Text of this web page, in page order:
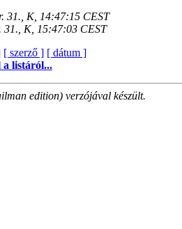
31., K, 14:47:15 CEST
31., K, 15:47:03 CEST
[ szerző ] [ dátum ]
listáról...
edition) verzójával készült.